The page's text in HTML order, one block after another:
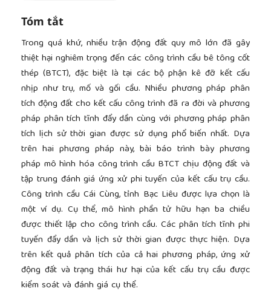
Tóm tắt
Trong quá khứ, nhiều trận động đất quy mô lớn đã gây
thiệt hại nghiêm trọng đến các công trình cầu bê tông cốt
thép (BTCT), đặc biệt là tại các bộ phận kê đỡ kết cấu
nhịp như trụ, mố và gối cầu. Nhiều phương pháp phân
tích động đất cho kết cấu công trình đã ra đời và phương
pháp phân tích tĩnh đẩy dần cùng với phương pháp phân
tích lịch sử thời gian được sử dụng phổ biến nhất. Dựa
trên hai phương pháp này, bài báo trình bày phương
pháp mô hình hóa công trình cầu BTCT chịu động đất và
tập trung đánh giá ứng xử phi tuyến của kết cấu trụ cầu.
Công trình cầu Cái Cùng, tỉnh Bạc Liêu được lựa chọn là
một ví dụ. Cụ thể, mô hình phần tử hữu hạn ba chiều
được thiết lập cho công trình cầu. Các phân tích tĩnh phi
tuyến đẩy dần và lịch sử thời gian được thực hiện. Dựa
trên kết quả phân tích của cả hai phương pháp, ứng xử
động đất và trạng thái hư hại của kết cấu trụ cầu được
kiểm soát và đánh giá cụ thể.